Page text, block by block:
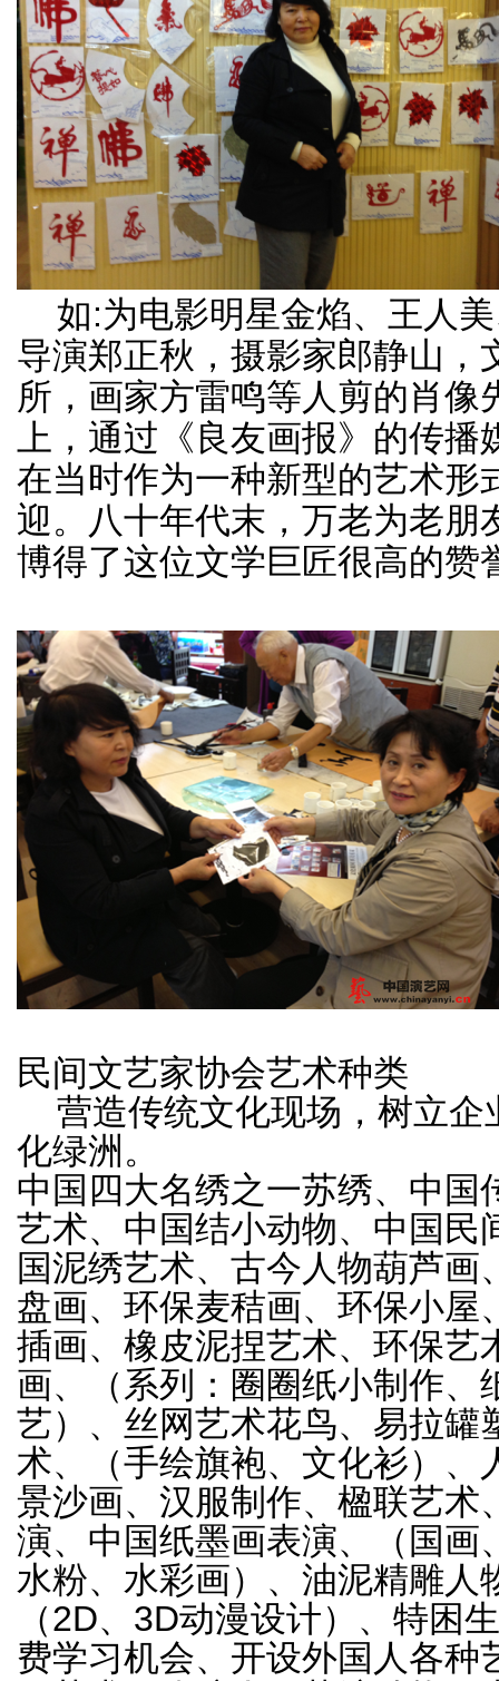
如:为电影明星金焰、王人
导演郑正秋，摄影家郎静山，
所，画家方雷鸣等人剪的肖
上，通过《良友画报》的传
在当时作为一种新型的艺术形
迎。八十年代末，万老为老朋
博得了这位文学巨匠很高的赞
民间文艺家协会艺术种类
营造传统文化现场，树立企
化绿洲。
中国四大名绣之一苏绣、中国
艺术、中国结小动物、中国民
国泥绣艺术、古今人物葫芦
盘画、环保麦秸画、环保小屋
插画、橡皮泥捏艺术、环保艺
画、（系列：圈圈纸小制作、
艺）、丝网艺术花鸟、易拉罐
术、（手绘旗袍、文化衫）、
景沙画、汉服制作、楹联艺术
演、中国纸墨画表演、（国画
水粉、水彩画）、油泥精雕人
（2D、3D动漫设计）、特困
费学习机会、开设外国人各种